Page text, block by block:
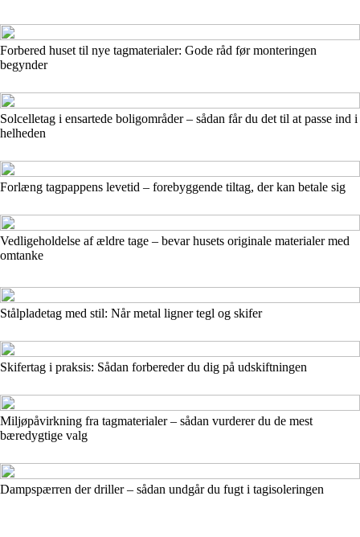
Forbered huset til nye tagmaterialer: Gode råd før monteringen
begynder
Solcelletag i ensartede boligområder – sådan får du det til at passe ind i
helheden
Forlæng tagpappens levetid – forebyggende tiltag, der kan betale sig
Vedligeholdelse af ældre tage – bevar husets originale materialer med
omtanke
Stålpladetag med stil: Når metal ligner tegl og skifer
Skifertag i praksis: Sådan forbereder du dig på udskiftningen
Miljøpåvirkning fra tagmaterialer – sådan vurderer du de mest
bæredygtige valg
Dampspærren der driller – sådan undgår du fugt i tagisoleringen